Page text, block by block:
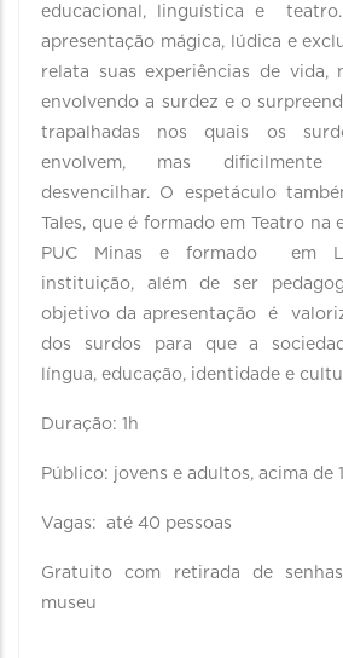
educacional, linguística e
apresentação mágica, lúdica e
relata suas experiências de vida,
envolvendo a surdez e o
trapalhadas nos quais os
envolvem, mas dificilmente
desvencilhar. O espetáculo
Tales, que é formado em Teatro na
PUC Minas e formado em
instituição, além de ser
objetivo da apresentação é
dos surdos para que a
língua, educação, identidade e
Duração: 1h
Público: jovens e adultos, acima de
Vagas: até 40 pessoas
Gratuito com retirada de
museu